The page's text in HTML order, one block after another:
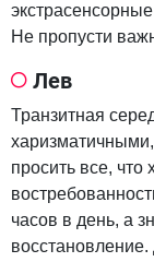
Не пропусти
Лев
Транзитная
просить все,
часов в день, а